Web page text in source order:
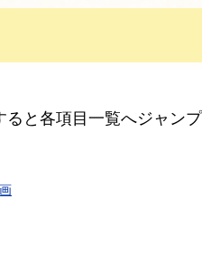
と各項目一覧へジャン